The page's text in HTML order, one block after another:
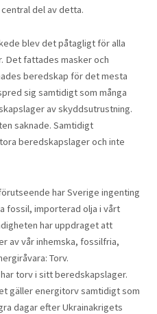
del av detta.
blev det påtagligt för alla
Det fattades masker och
beredskap för det mesta
sig samtidigt som många
av skyddsutrustning.
saknade. Samtidigt
beredskapslager och inte
har Sverige ingenting
fossil, importerad olja i vårt
har uppdraget att
av vår inhemska, fossilfria,
Torv.
torv i sitt beredskapslager.
gäller energitorv samtidigt som
dagar efter Ukrainakrigets